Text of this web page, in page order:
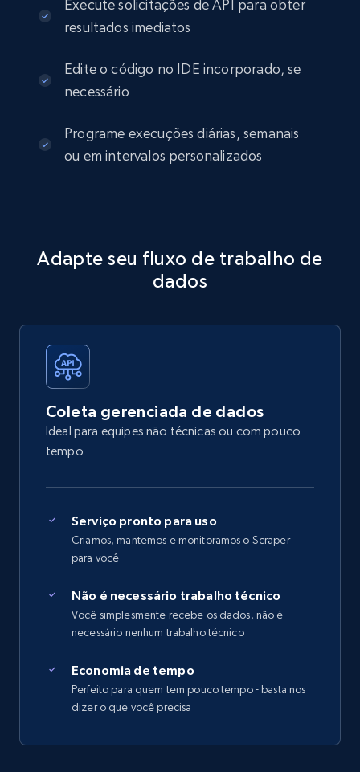
Execute solicitações de API para obter
resultados imediatos
Edite o código no IDE incorporado, se
necessário
Programe execuções diárias, semanais
ou em intervalos personalizados
Adapte seu fluxo de trabalho de
dados
Coleta gerenciada de dados
Ideal para equipes não técnicas ou com pouco
tempo
Serviço pronto para uso
Criamos, mantemos e monitoramos o Scraper
para você
Não é necessário trabalho técnico
Você simplesmente recebe os dados, não é
necessário nenhum trabalho técnico
Economia de tempo
Perfeito para quem tem pouco tempo - basta nos
dizer o que você precisa